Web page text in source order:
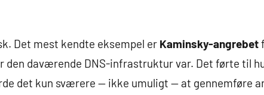
Det mest kendte eksempel er Kaminsky-angrebet
den daværende DNS-infrastruktur var. Det førte til
det kun sværere — ikke umuligt — at gennemføre